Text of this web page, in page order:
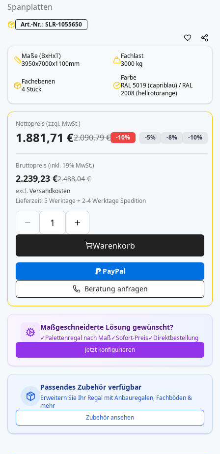
Spanplatten
Art.-Nr. SLR-1055650
Maße (BxHxT)
3950x7000x1100mm
Fachlast
3000 kg
Fachebenen
4 Stück
Farbe
RAL 5019 (capriblau) / RAL
2008 (hellrotorange)
Nettopreis (zzgl. MwSt.)
1.881,71 €2.090,79 € -10% -5% -8% -10%
Bruttopreis (inkl. 19% MwSt.)
2.239,23 €2.488,04 €
excl.Versandkosten
Lieferzeit 5 Werktage + 2-4 Werktage Spedition
Warenkorb
PayPal
Beratung anfragen
Maßgeschneiderte Lösung gewünscht?
Palettenregal nach Maß Sofort-Preis
Direktbestellung
Jetzt konfigurieren
Passendes Zubehör verfügbar
Erweitern Sie Ihr Regal mit Anbauregalen, Fachböden &
mehr
Zubehör ansehen